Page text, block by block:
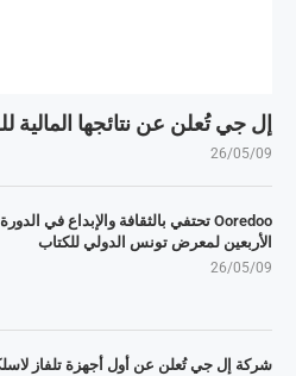
إل جي تُعلن عن نتائجها المالية
26/05/09
Ooredoo تحتفي بالثقافة والإبداع في الدورة
الأربعين لمعرض تونس الدولي للكتاب
26/05/09
شركة إل جي تُعلن عن أول أجهزة تلفاز